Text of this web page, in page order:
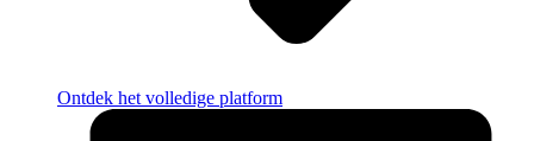
Ontdek het volledige platform